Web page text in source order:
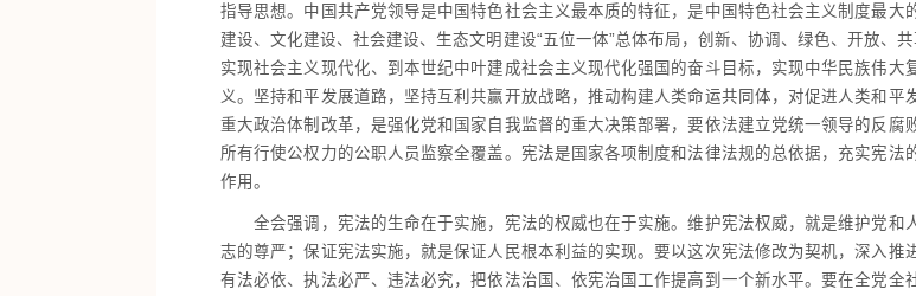
指导思想。中国共产党领导是中国特色社会主义最本质的特征，是中国特色社会主义制度最
建设、文化建设、社会建设、生态文明建设“五位一体”总体布局，创新、协调、绿色、开放、
实现社会主义现代化、到本世纪中叶建成社会主义现代化强国的奋斗目标，实现中华民族伟
义。坚持和平发展道路，坚持互利共赢开放战略，推动构建人类命运共同体，对促进人类和
重大政治体制改革，是强化党和国家自我监督的重大决策部署，要依法建立党统一领导的反
所有行使公权力的公职人员监察全覆盖。宪法是国家各项制度和法律法规的总依据，充实宪
作用。
全会强调，宪法的生命在于实施，宪法的权威也在于实施。维护宪法权威，就是维护党和
志的尊严；保证宪法实施，就是保证人民根本利益的实现。要以这次宪法修改为契机，深入推
有法必依、执法必严、违法必究，把依法治国、依宪治国工作提高到一个新水平。要在全党